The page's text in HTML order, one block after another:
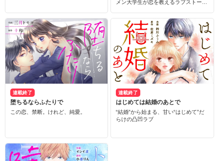
メン大学生が恋を教えるラブストーリ
連載終了
堕ちるならふたりで
この恋、禁断。けれど、純愛。
連載終了
はじめては結婚のあとで
“結婚”から始まる、甘い“はじめて”だ
らけの凸凹ラブ